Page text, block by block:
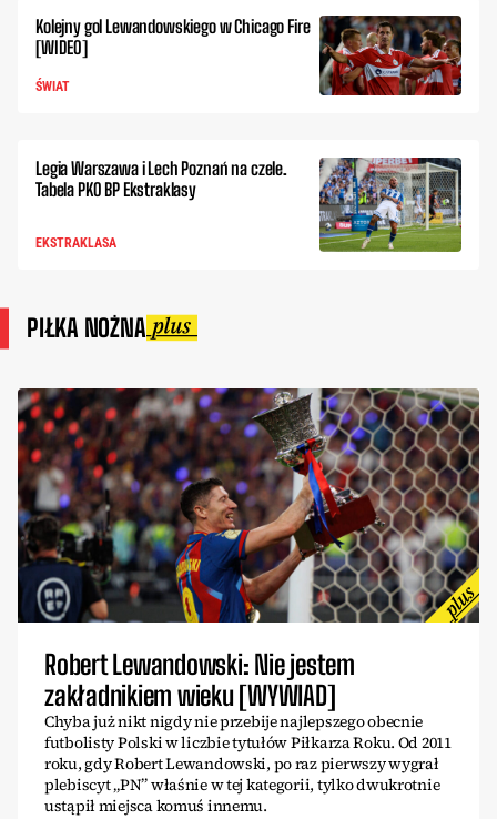
Kolejny gol Lewandowskiego w Chicago Fire
[WIDEO]
ŚWIAT
Legia Warszawa i Lech Poznań na czele.
Tabela PKO BP Ekstraklasy
EKSTRAKLASA
PIŁKA NOŻNA
Robert Lewandowski: Nie jestem
zakładnikiem wieku [WYWIAD]
Chyba już nikt nigdy nie przebije najlepszego obecnie
futbolisty Polski w liczbie tytułów Piłkarza Roku. Od 2011
roku, gdy Robert Lewandowski, po raz pierwszy wygrał
plebiscyt „PN” właśnie w tej kategorii, tylko dwukrotnie
ustąpił miejsca komuś innemu.